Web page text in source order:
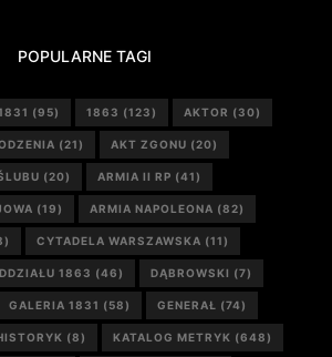
POPULARNE TAGI
(95) 1863 (123) AKTOR (30)
(21) AKT ZGONU (20)
(20) ARMIA II RP (41)
(19) ARMIA NAPOLEONA (82)
CYTADELA WARSZAWSKA (11)
1863 (46) DĄBROWSKI (7)
GALERIA 1831 (58) GENERAŁ (74)
(8) KATALOG METRYK (648)